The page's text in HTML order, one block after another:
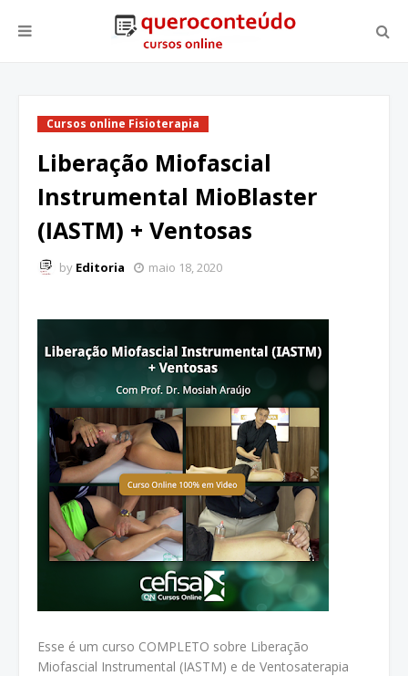
Cursos online Fisioterapia
Liberação Miofascial
Instrumental MioBlaster
(IASTM) + Ventosas
by Editoria maio 18, 2020
Esse é um curso COMPLETO sobre Liberação
Miofascial Instrumental (IASTM) e de Ventosaterapia